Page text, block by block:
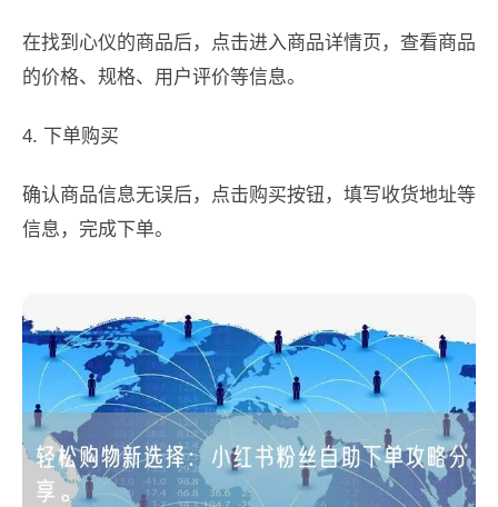
在找到心仪的商品后，点击进入商品详情页，查看商品
的价格、规格、用户评价等信息。
4. 下单购买
确认商品信息无误后，点击购买按钮，填写收货地址等
信息，完成下单。